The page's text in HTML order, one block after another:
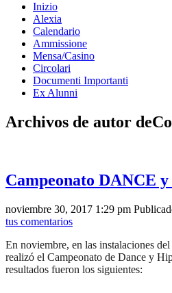
Inizio
Alexia
Calendario
Ammissione
Mensa/Casino
Circolari
Documenti Importanti
Ex Alunni
Archivos de autor
Campeonato DANCE
noviembre 30, 2017 1:29 pm
tus comentarios
En noviembre, en las instalaciones
realizó el Campeonato de Dance y
resultados fueron los siguientes: